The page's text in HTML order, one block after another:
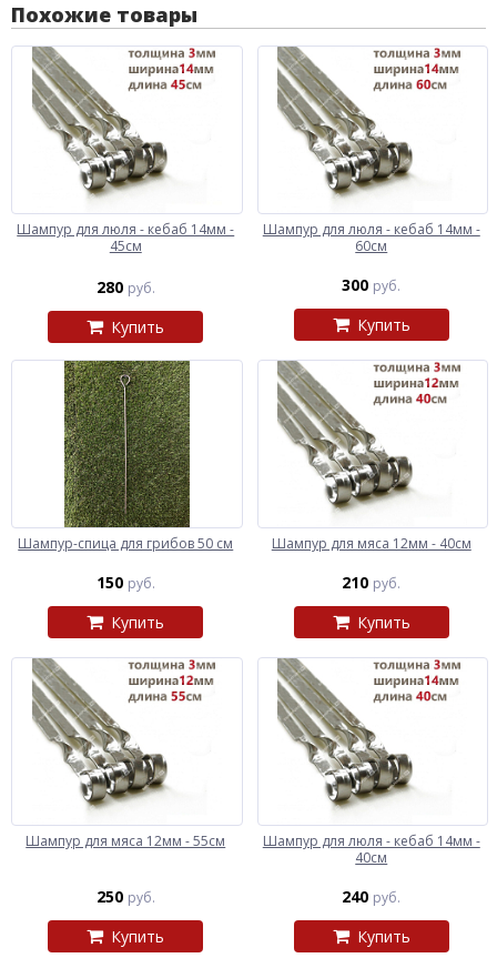
Похожие товары
Шампур для люля - кебаб 14мм -
45см
280 руб.
Купить
Шампур для люля - кебаб 14мм -
60см
300 руб.
Купить
Шампур-спица для грибов 50 см
150 руб.
Купить
Шампур для мяса 12мм - 40см
210 руб.
Купить
Шампур для мяса 12мм - 55см
250 руб.
Купить
Шампур для люля - кебаб 14мм -
40см
240 руб.
Купить